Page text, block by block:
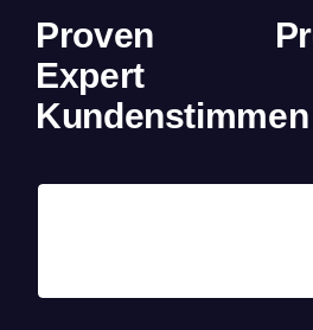
Proven
Expert
Kundenstimmen